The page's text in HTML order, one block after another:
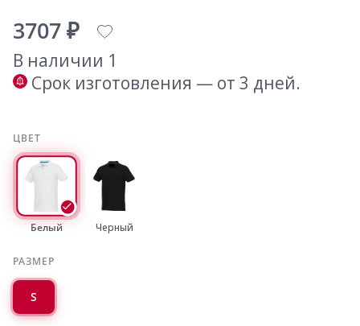
3707 ₽
В наличии 1
Срок изготовления — от 3 дней.
ЦВЕТ
Белый Черный
РАЗМЕР
S